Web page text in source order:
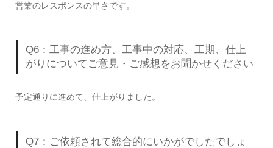
営業のレスポンスの早さです。
Q6：工事の進め方、工事中の対応、工期、仕上
がりについてご意見・ご感想をお聞かせください
予定通りに進めて、仕上がりました。
Q7：ご依頼されて総合的にいかがでしたでしょ